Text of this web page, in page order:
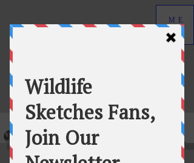
ME
NU